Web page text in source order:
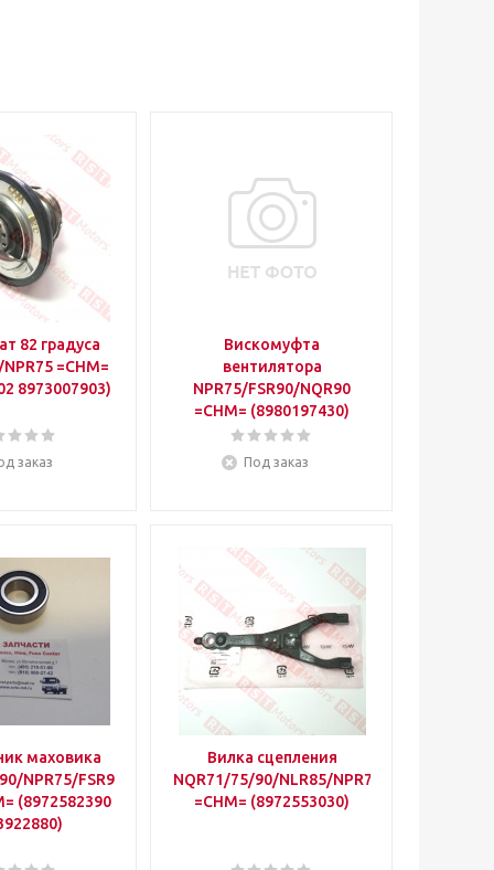
82 градуса
=CHM=
8973007903)
заказ
Вискомуфта
вентилятора
NPR75/FSR90/NQR90
=CHM= (8980197430)
Под заказ
маховика
NPR75/FSR90/FVR34
(8972582390
Вилка сцепления
NQR71/75/90/NLR85/NPR75
=CHM= (8972553030)